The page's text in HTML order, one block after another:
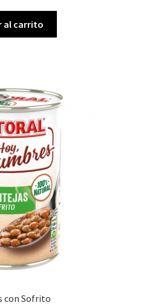
al carrito
con Sofrito